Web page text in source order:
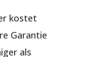
kostet
Garantie
als